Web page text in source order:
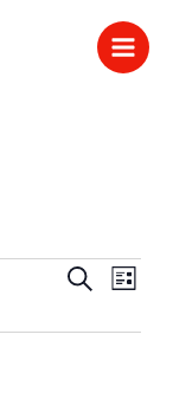
und
Suche
Liste